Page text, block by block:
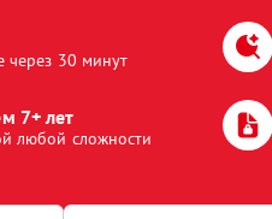
через 30 минут
7+ лет
любой сложности